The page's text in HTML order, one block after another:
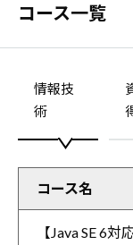
コース一覧
情報技
術
コース名
【Java SE 6